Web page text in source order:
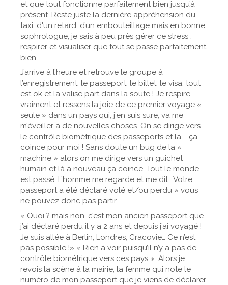
et que tout fonctionne parfaitement bien jusqu’à
présent. Reste juste la dernière appréhension du
taxi, d'un retard, d’un embouteillage mais en bonne
sophrologue, je sais à peu près gérer ce stress :
respirer et visualiser que tout se passe parfaitement
bien
J’arrive à l’heure et retrouve le groupe à
l’enregistrement, le passeport, le billet, le visa, tout
est ok et la valise part dans la soute ! Je respire
vraiment et ressens la joie de ce premier voyage «
seule » dans un pays qui, j’en suis sure, va me
m’éveiller à de nouvelles choses. On se dirige vers
le contrôle biométrique des passeports et là … ça
coince pour moi ! Sans doute un bug de la «
machine » alors on me dirige vers un guichet
humain et là à nouveau ça coince. Tout le monde
est passé. L’homme me regarde et me dit : Votre
passeport a été déclaré volé et/ou perdu » vous
ne pouvez donc pas partir.
« Quoi ? mais non, c’est mon ancien passeport que
j’ai déclaré perdu il y a 2 ans et depuis j’ai voyagé !
Je suis allée à Berlin, Londres, Cracovie… Ce n’est
pas possible !» « Rien à voir puisqu’il n’y a pas de
contrôle biométrique vers ces pays ». Alors je
revois la scène à la mairie, la femme qui note le
numéro de mon passeport que je viens de déclarer